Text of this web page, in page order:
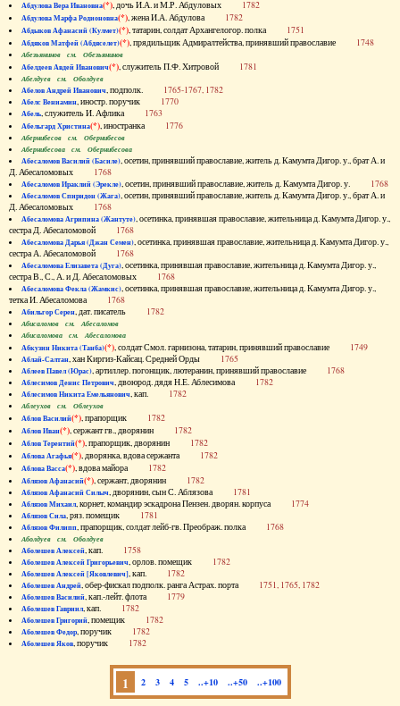
Абдулова Вера Ивановна(*), дочь И.А. и М.Р. Абдуловых 1782
Абдулова Марфа Родионовна(*), жена И.А. Абдулова 1782
Абдыков Афанасий (Кулмет)(*), татарин, солдат Архангелогор. полка 1751
Абдяков Матфей (Абдяселет)(*), прядильщик Адмиралтейства, принявший православие 1748
Абезьянинов см. Обезьянинов
Абелдеев Авдей Иванович(*), служитель П.Ф. Хитровой 1781
Абелдуев см. Оболдуев
Абелов Андрей Иванович, подполк. 1765-1767, 1782
Абелс Вениамин, иностр. поручик 1770
Абель, служитель И. Афлика 1763
Абельгард Христина(*), иностранка 1776
Абернибесов см. Обернибесов
Абернибесова см. Обернибесова
Абесаломов Василий (Басиле), осетин, принявший православие, житель д. Камумта Дигор. у., брат А. и
Д. Абесаломовых 1768
Абесаломов Ираклий (Эрекле), осетин, принявший православие, житель д. Камумта Дигор. у. 1768
Абесаломов Спиридон (Жага), осетин, принявший православие, житель д. Камумта Дигор. у., брат А. и
Д. Абесаломовых 1768
Абесаломова Агрипина (Жантуте), осетинка, принявшая православие, жительница д. Камумта Дигор. у.,
сестра Д. Абесаломовой 1768
Абесаломова Дарья (Джан Семен), осетинка, принявшая православие, жительница д. Камумта Дигор. у.,
сестра А. Абесаломовой 1768
Абесаломова Елизавета (Дуга), осетинка, принявшая православие, жительница д. Камумта Дигор. у.,
сестра В., С., А. и Д. Абесаломовых 1768
Абесаломова Фекла (Жамкис), осетинка, принявшая православие, жительница д. Камумта Дигор. у.,
тетка И. Абесаломова 1768
Абильгор Серен, дат. писатель 1782
Абисаломов см. Абесаломов
Абисаломова см. Абесаломова
Абкузин Никита (Танба)(*), солдат Смол. гарнизона, татарин, принявший православие 1749
Аблай-Салтан, хан Киргиз-Кайсац. Средней Орды 1765
Аблеев Павел (Юрас), артиллер. погонщик, лютеранин, принявший православие 1768
Аблесимов Денис Петрович, двоюрод. дядя Н.Е. Аблесимова 1782
Аблесимов Никита Емельянович, кап. 1782
Аблеухов см. Облеухов
Аблов Василий(*), прапорщик 1782
Аблов Иван(*), сержант гв., дворянин 1782
Аблов Терентий(*), прапорщик, дворянин 1782
Аблова Агафья(*), дворянка, вдова сержанта 1782
Аблова Васса(*), вдова майора 1782
Аблязов Афанасий(*), сержант, дворянин 1782
Аблязов Афанасий Силыч, дворянин, сын С. Аблязова 1781
Аблязов Михаил, корнет, командир эскадрона Пензен. дворян. корпуса 1774
Аблязов Сила, ряз. помещик 1781
Аблязов Филипп, прапорщик, солдат лейб-гв. Преображ. полка 1768
Аболдуев см. Оболдуев
Аболешев Алексей, кап. 1758
Аболешев Алексей Григорьевич, орлов. помещик 1782
Аболешев Алексей [Яковлевич], кап. 1782
Аболешев Андрей, обер-фискал подполк. ранга Астрах. порта 1751, 1765, 1782
Аболешев Василий, кап.-лейт. флота 1779
Аболешев Гавриил, кап. 1782
Аболешев Григорий, помещик 1782
Аболешев Федор, поручик 1782
Аболешев Яков, поручик 1782
1 2 3 4 5 ..+10 ..+50 ..+100